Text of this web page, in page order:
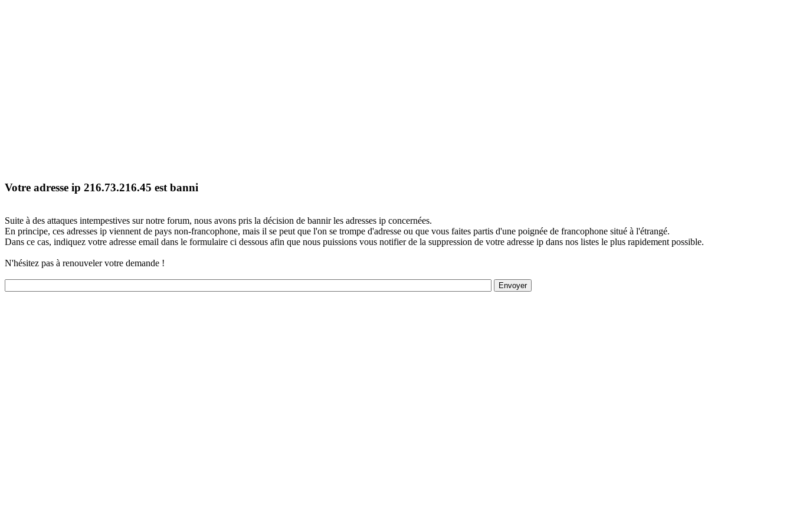
Votre adresse ip 216.73.216.45 est banni
Suite à des attaques intempestives sur notre forum, nous avons pris la décision de bannir les adresses ip concernées.
En principe, ces adresses ip viennent de pays non-francophone, mais il se peut que l'on se trompe d'adresse ou que vous faites partis d'une poignée de francophone situé à l'étrangé.
Dans ce cas, indiquez votre adresse email dans le formulaire ci dessous afin que nous puissions vous notifier de la suppression de votre adresse ip dans nos listes le plus rapidement possible.
N'hésitez pas à renouveler votre demande !